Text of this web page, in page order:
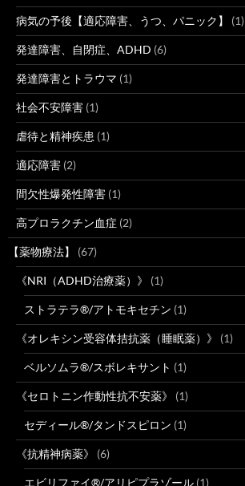
病気の予後【適応障害、うつ、パニック】 (1)
発達障害、自閉症、ADHD (6)
発達障害とトラウマ (1)
社会不安障害 (1)
虐待と精神疾患 (1)
適応障害 (2)
間欠性爆発性障害 (1)
高プロラクチン血症 (2)
【薬物療法】 (67)
《NRI（ADHD治療薬）》 (1)
ストラテラ®/アトモキセチン (1)
《オレキシン受容体拮抗薬（睡眠薬）》 (1)
ベルソムラ®/スボレキサント (1)
《セロトニン作動性抗不安薬》 (1)
セディール®/タンドスピロン (1)
《抗精神病薬》 (6)
エビリファイ®/アリピプラゾール (1)